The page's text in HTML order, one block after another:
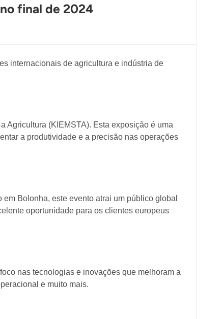
final de 2024
internacionais de agricultura e indústria de
Agricultura (KIEMSTA). Esta exposição é uma
a produtividade e a precisão nas operações
Bolonha, este evento atrai um público global
oportunidade para os clientes europeus
nas tecnologias e inovações que melhoram a
e muito mais.